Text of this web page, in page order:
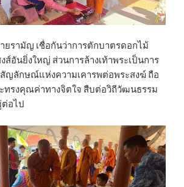
ยรามัญ เชื่อกันว่าการตักบาตรดอกไม้
ส์อันยิ่งใหญ่ ส่วนการล้างเท้าพระเป็นการ
ญลักษณ์แห่งความเคารพต่อพระสงฆ์ ถือ
ทรงคุณค่าทางจิตใจ สืบต่อวิถีวัฒนธรรม
อไป